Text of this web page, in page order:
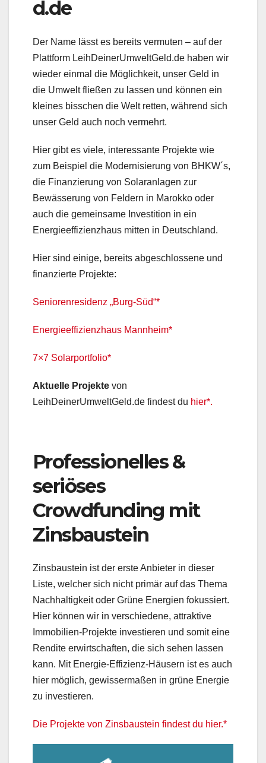
d.de
Der Name lässt es bereits vermuten – auf der
Plattform LeihDeinerUmweltGeld.de haben wir
wieder einmal die Möglichkeit, unser Geld in
die Umwelt fließen zu lassen und können ein
kleines bisschen die Welt retten, während sich
unser Geld auch noch vermehrt.
Hier gibt es viele, interessante Projekte wie
zum Beispiel die Modernisierung von BHKW´s,
die Finanzierung von Solaranlagen zur
Bewässerung von Feldern in Marokko oder
auch die gemeinsame Investition in ein
Energieeffizienzhaus mitten in Deutschland.
Hier sind einige, bereits abgeschlossene und
finanzierte Projekte:
Seniorenresidenz „Burg-Süd“*
Energieeffizienzhaus Mannheim*
7×7 Solarportfolio*
Aktuelle Projekte von
LeihDeinerUmweltGeld.de findest du hier*.
Professionelles &
seriöses
Crowdfunding mit
Zinsbaustein
Zinsbaustein ist der erste Anbieter in dieser
Liste, welcher sich nicht primär auf das Thema
Nachhaltigkeit oder Grüne Energien fokussiert.
Hier können wir in verschiedene, attraktive
Immobilien-Projekte investieren und somit eine
Rendite erwirtschaften, die sich sehen lassen
kann. Mit Energie-Effizienz-Häusern ist es auch
hier möglich, gewissermaßen in grüne Energie
zu investieren.
Die Projekte von Zinsbaustein findest du hier.*